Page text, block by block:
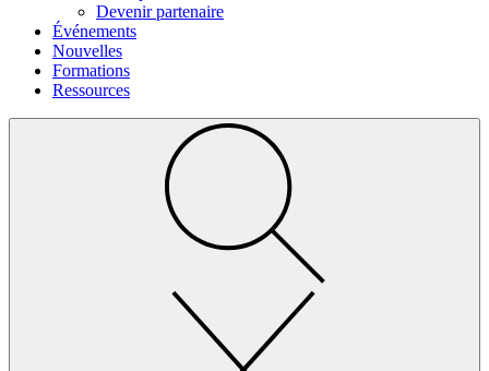
Devenir partenaire
Événements
Nouvelles
Formations
Ressources